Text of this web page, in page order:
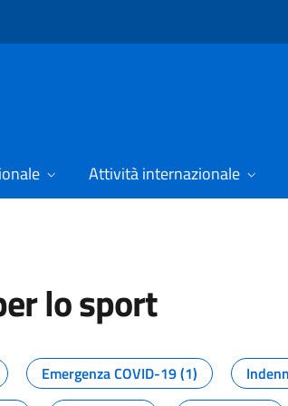
Attività internazionale
lo sport
dal Dipartimento
Emergenza COVID-19 (1)